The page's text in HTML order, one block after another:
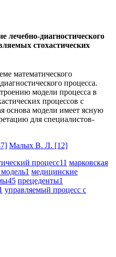
лечебно-диагностического
стохастических
математического
процесса.
модели процесса в
процессов с
основа модели имеет ясную
для специалистов-
Малых В. Л. [12]
процесс11 марковская
1 медицинские
45 прецеденты1
управляемый процесс с